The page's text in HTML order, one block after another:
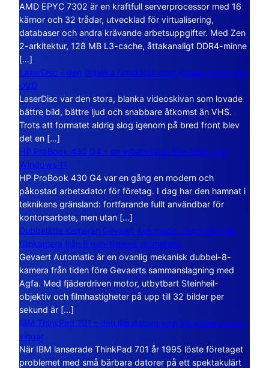
AMD EPYC 7302 är en kraftfull serverprocessor med 16
kärnor och 32 trådar, utvecklad för virtualisering,
databaser och andra krävande arbetsuppgifter. Med Zen
2-arkitektur, 128 MB L3-cache, åttakanaligt DDR4-minne
[…]
LaserDisc – den jättelika filmskivan som visade vägen mot
DVD
LaserDisc var den stora, blanka videoskivan som lovade
bättre bild, bättre ljud och snabbare åtkomst än VHS.
Trots att formatet aldrig slog igenom på bred front blev
det en […]
HP ProBook 430 G4 – en arbetsdator från tiden före
Windows 11
HP ProBook 430 G4 var en gång en modern och
påkostad arbetsdator för företag. I dag har den hamnat i
teknikens gränsland: fortfarande fullt användbar för
kontorsarbete, men utan […]
Dubbelåtta Kameran Gevaert Automatic – en mekanisk
filmkamera från 8 mm-filmens storhetstid
Gevaert Automatic är en ovanlig mekanisk dubbel-8-
kamera från tiden före Gevaerts sammanslagning med
Agfa. Med fjäderdriven motor, utbytbart Steinheil-
objektiv och filmhastigheter på upp till 32 bilder per
sekund är […]
IBM ThinkPad 701 – den lilla datorn som vecklade ut sina
vingar
När IBM lanserade ThinkPad 701 år 1995 löste företaget
problemet med små bärbara datorer på ett spektakulärt